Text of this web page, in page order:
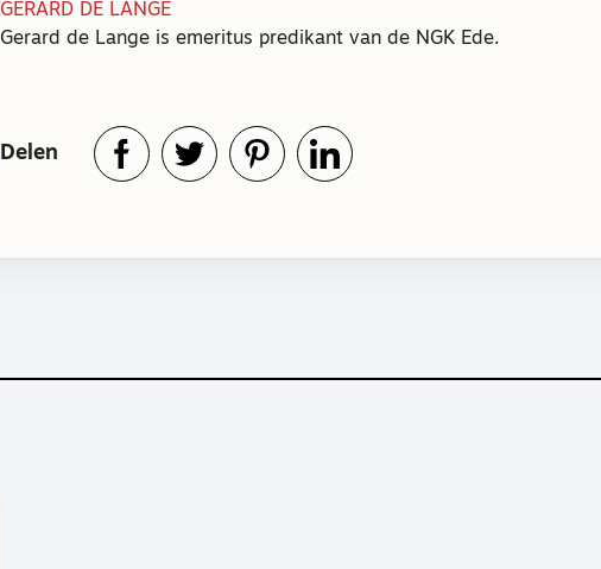
GERARD DE LANGE
Gerard de Lange is emeritus predikant van de NGK Ede.
Delen